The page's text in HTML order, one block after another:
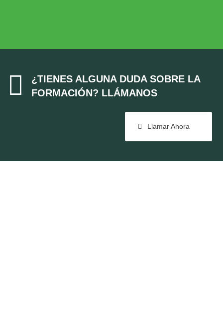

¿TIENES ALGUNA DUDA SOBRE LA
FORMACIÓN? LLÁMANOS
Llamar Ahora